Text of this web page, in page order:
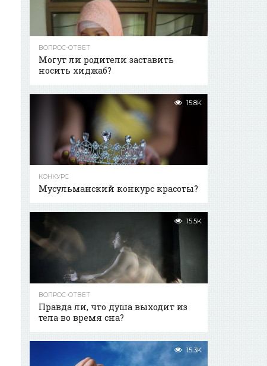
ВОПРОС-ОТВЕТ
Могут ли родители заставить
носить хиджаб?
15.8K
КОНКУРС
Мусульманский конкурс красоты?
15.5K
ВОПРОС-ОТВЕТ
Правда ли, что душа выходит из
тела во время сна?
15.3K